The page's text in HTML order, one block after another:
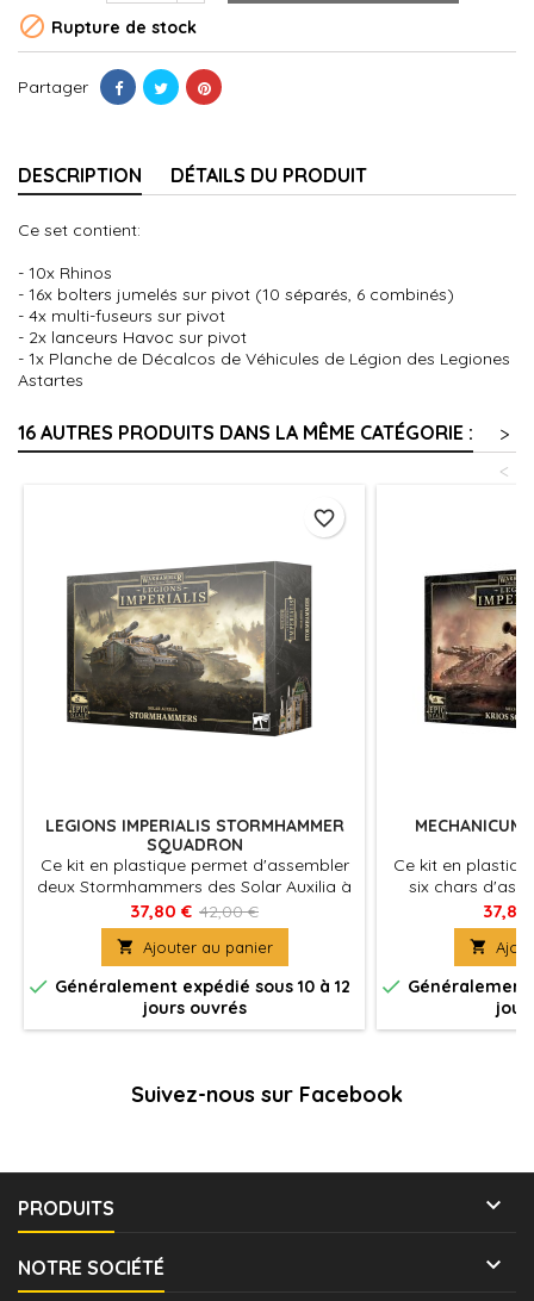
 Rupture de stock
Partager
DESCRIPTION DÉTAILS DU PRODUIT
Ce set contient:
- 10x Rhinos
- 16x bolters jumelés sur pivot (10 séparés, 6 combinés)
- 4x multi-fuseurs sur pivot
- 2x lanceurs Havoc sur pivot
- 1x Planche de Décalcos de Véhicules de Légion des Legiones
Astartes
16 AUTRES PRODUITS DANS LA MÊME CATÉGORIE :
>
<
LEGIONS IMPERIALIS STORMHAMMER
SQUADRON
Ce kit en plastique permet d'assembler
deux Stormhammers des Solar Auxilia à
l'échelle epic, des chars super-lourds
pour les champs de bataille de Legions
Imperialis.
37,80 € 42,00 €
 Ajouter au panier
 Généralement expédié sous 10 à 12
jours ouvrés
favorite_border
MECHANICUM
Ce kit en
six chars
dans vos
Mechanicum
dans vos
ou de Solar
Legions
être
Combat Krios,
37,80

 Généralement
Suivez-nous sur Facebook
PRODUITS 
NOTRE SOCIÉTÉ 